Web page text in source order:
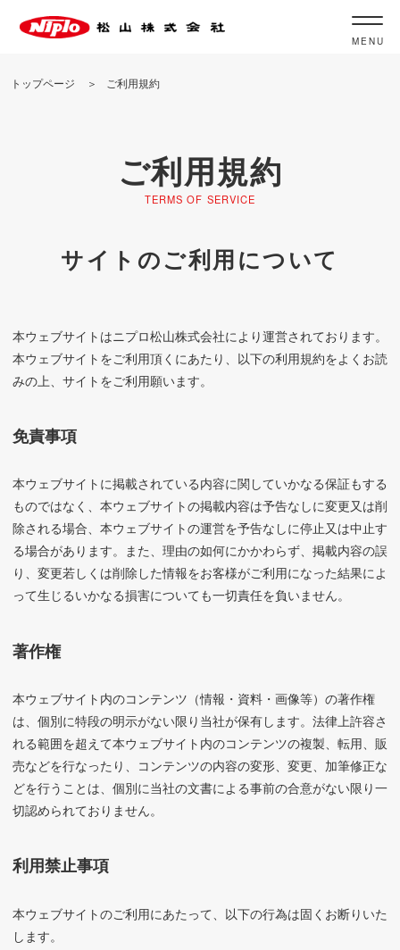
MENU
トップページ ご利用規約
ご利用規約
TERMS OF SERVICE
サイトのご利用について
本ウェブサイトはニプロ松山株式会社により運営されております。
本ウェブサイトをご利用頂くにあたり、以下の利用規約をよくお読
みの上、サイトをご利用願います。
免責事項
本ウェブサイトに掲載されている内容に関していかなる保証もする
ものではなく、本ウェブサイトの掲載内容は予告なしに変更又は削
除される場合、本ウェブサイトの運営を予告なしに停止又は中止す
る場合があります。また、理由の如何にかかわらず、掲載内容の誤
り、変更若しくは削除した情報をお客様がご利用になった結果によ
って生じるいかなる損害についても一切責任を負いません。
著作権
本ウェブサイト内のコンテンツ（情報・資料・画像等）の著作権
は、個別に特段の明示がない限り当社が保有します。法律上許容さ
れる範囲を超えて本ウェブサイト内のコンテンツの複製、転用、販
売などを行なったり、コンテンツの内容の変形、変更、加筆修正な
どを行うことは、個別に当社の文書による事前の合意がない限り一
切認められておりません。
利用禁止事項
本ウェブサイトのご利用にあたって、以下の行為は固くお断りいた
します。